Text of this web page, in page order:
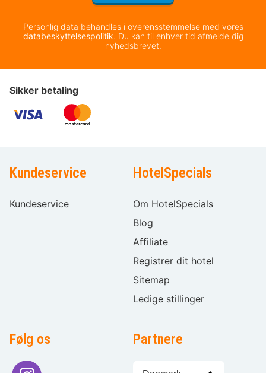
Personlig data behandles i overensstemmelse med vores
databeskyttelsespolitik. Du kan til enhver tid afmelde dig
nyhedsbrevet.
Sikker betaling
Kundeservice
Kundeservice
HotelSpecials
Om HotelSpecials
Blog
Affiliate
Registrer dit hotel
Sitemap
Ledige stillinger
Følg os Partnere